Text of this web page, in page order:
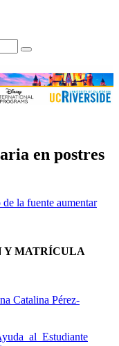
en postres
la fuente aumentar
Y MATRÍCULA
Catalina Pérez-
al Estudiante